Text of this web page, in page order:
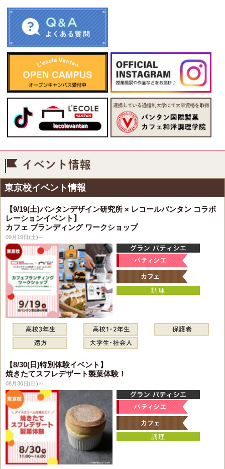
東京校イベント情報
【9/19(土)バンタンデザイン研究所 × レコールバンタン コラボ
レーションイベント】
カフェ ブランディング ワークショップ
09月19日(土)～
【8/30(日)特別体験イベント】
焼きたてスフレデザート製菓体験！
08月30日(日)～